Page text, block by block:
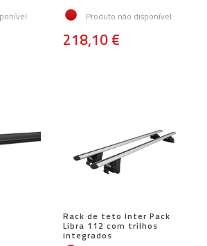
Produto não disponível
218,10 €
Rack de teto Inter Pack
Libra 112 com trilhos
integrados